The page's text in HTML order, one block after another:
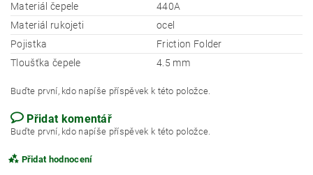
Materiál čepele
440A
Materiál rukojeti
ocel
Pojistka
Friction Folder
Tloušťka čepele
4.5 mm
Buďte první, kdo napíše příspěvek k této položce.
Přidat komentář
Buďte první, kdo napíše příspěvek k této položce.
Přidat hodnocení